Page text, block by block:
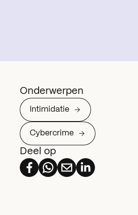
Onderwerpen
Intimidatie
Cybercrime
Deel op